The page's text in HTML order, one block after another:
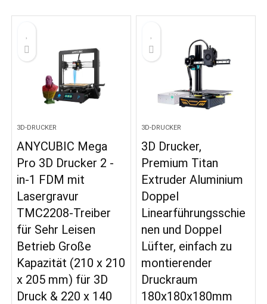
3D-DRUCKER
ANYCUBIC Mega
Pro 3D Drucker 2 -
in-1 FDM mit
Lasergravur
TMC2208-Treiber
für Sehr Leisen
Betrieb Große
Kapazität (210 x 210
x 205 mm) für 3D
Druck & 220 x 140
3D-DRUCKER
3D Drucker,
Premium Titan
Extruder Aluminium
Doppel
Linearführungsschie
nen und Doppel
Lüfter, einfach zu
montierender
Druckraum
180x180x180mm